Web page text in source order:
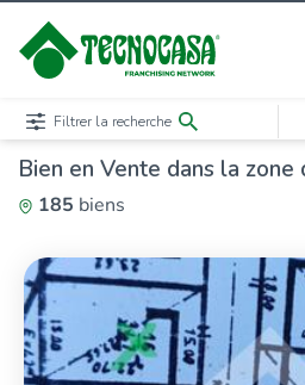
Bien en Vente dans la
185 biens
Filtrer la recherche